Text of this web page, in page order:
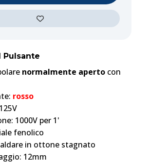
Pulsante
normalmente apertocon
rosso
1000V per 1'
fenolico
in ottone stagnato
12mm